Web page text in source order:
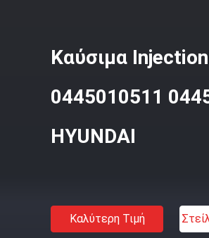
Καύσιμα
0445010511
HYUNDAI
Καλύτερη Τιμή